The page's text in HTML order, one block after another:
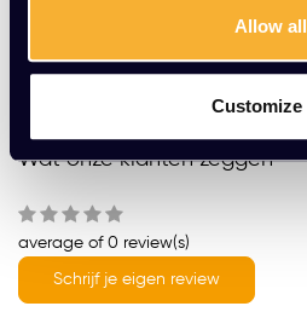
Allow all
Customize
Wat onze klanten zeggen
average of 0 review(s)
Schrijf je eigen review